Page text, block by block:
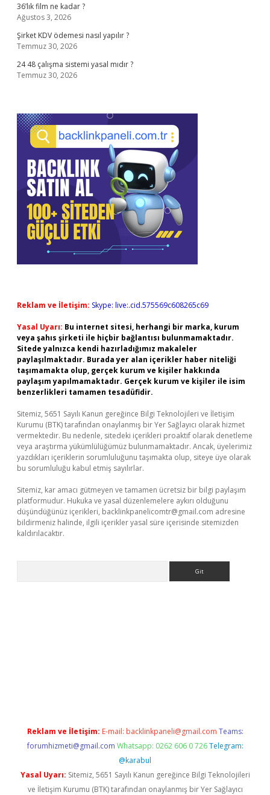
36’lık film ne kadar ?
Ağustos 3, 2026
Şirket KDV ödemesi nasıl yapılır ?
Temmuz 30, 2026
24 48 çalışma sistemi yasal mıdır ?
Temmuz 30, 2026
Reklam ve İletişim: Skype: live:.cid.575569c608265c69
Yasal Uyarı: Bu internet sitesi, herhangi bir marka, kurum
veya şahıs şirketi ile hiçbir bağlantısı bulunmamaktadır.
Sitede yalnızca kendi hazırladığımız makaleler
paylaşılmaktadır. Burada yer alan içerikler haber niteliği
taşımamakta olup, gerçek kurum ve kişiler hakkında
paylaşım yapılmamaktadır. Gerçek kurum ve kişiler ile isim
benzerlikleri tamamen tesadüfidir.
Sitemiz, 5651 Sayılı Kanun gereğince Bilgi Teknolojileri ve İletişim
Kurumu (BTK) tarafından onaylanmış bir Yer Sağlayıcı olarak hizmet
vermektedir. Bu nedenle, sitedeki içerikleri proaktif olarak denetleme
veya araştırma yükümlülüğümüz bulunmamaktadır. Ancak, üyelerimiz
yazdıkları içeriklerin sorumluluğunu taşımakta olup, siteye üye olarak
bu sorumluluğu kabul etmiş sayılırlar.
Sitemiz, kar amacı gütmeyen ve tamamen ücretsiz bir bilgi paylaşım
platformudur. Hukuka ve yasal düzenlemelere aykırı olduğunu
düşündüğünüz içerikleri, backlinkpanelicomtr@gmail.com adresine
bildirmeniz halinde, ilgili içerikler yasal süre içerisinde sitemizden
kaldırılacaktır.
Reklam ve İletişim: E-mail: backlinkpaneli@gmail.com Teams:
forumhizmeti@gmail.com Whatsapp: 0262 606 0 726 Telegram:
@karabul
Yasal Uyarı: Sitemiz, 5651 Sayılı Kanun gereğince Bilgi Teknolojileri
ve İletişim Kurumu (BTK) tarafından onaylanmış bir Yer Sağlayıcı